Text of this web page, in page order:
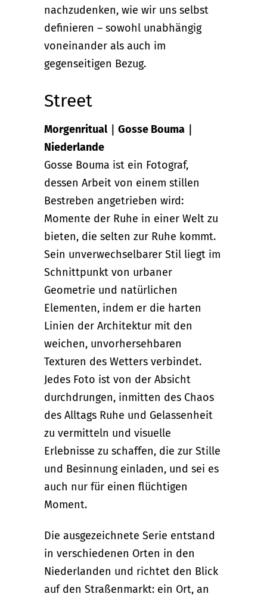
nachzudenken, wie wir uns selbst
definieren – sowohl unabhängig
voneinander als auch im
gegenseitigen Bezug.
Street
Morgenritual｜Gosse Bouma｜
Niederlande
Gosse Bouma ist ein Fotograf,
dessen Arbeit von einem stillen
Bestreben angetrieben wird:
Momente der Ruhe in einer Welt zu
bieten, die selten zur Ruhe kommt.
Sein unverwechselbarer Stil liegt im
Schnittpunkt von urbaner
Geometrie und natürlichen
Elementen, indem er die harten
Linien der Architektur mit den
weichen, unvorhersehbaren
Texturen des Wetters verbindet.
Jedes Foto ist von der Absicht
durchdrungen, inmitten des Chaos
des Alltags Ruhe und Gelassenheit
zu vermitteln und visuelle
Erlebnisse zu schaffen, die zur Stille
und Besinnung einladen, und sei es
auch nur für einen flüchtigen
Moment.
Die ausgezeichnete Serie entstand
in verschiedenen Orten in den
Niederlanden und richtet den Blick
auf den Straßenmarkt: ein Ort, an